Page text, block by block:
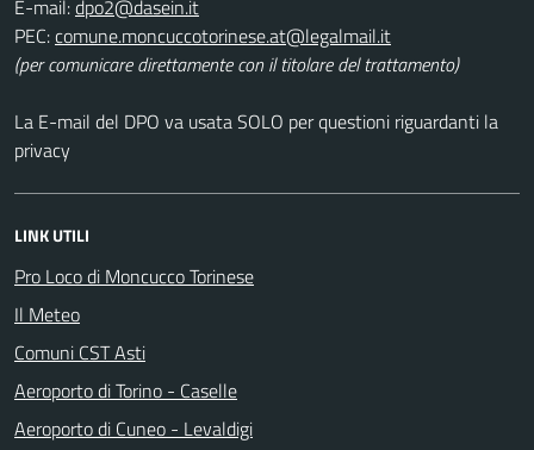
E-mail:dpo2@dasein.it
PEC:comune.moncuccotorinese.at@legalmail.it
(per comunicare direttamente con il titolare del trattamento)
La E-mail del DPO va usata SOLO per questioni riguardanti la
privacy
LINK UTILI
Pro Loco di Moncucco Torinese
Il Meteo
Comuni CST Asti
Aeroporto di Torino - Caselle
Aeroporto di Cuneo - Levaldigi